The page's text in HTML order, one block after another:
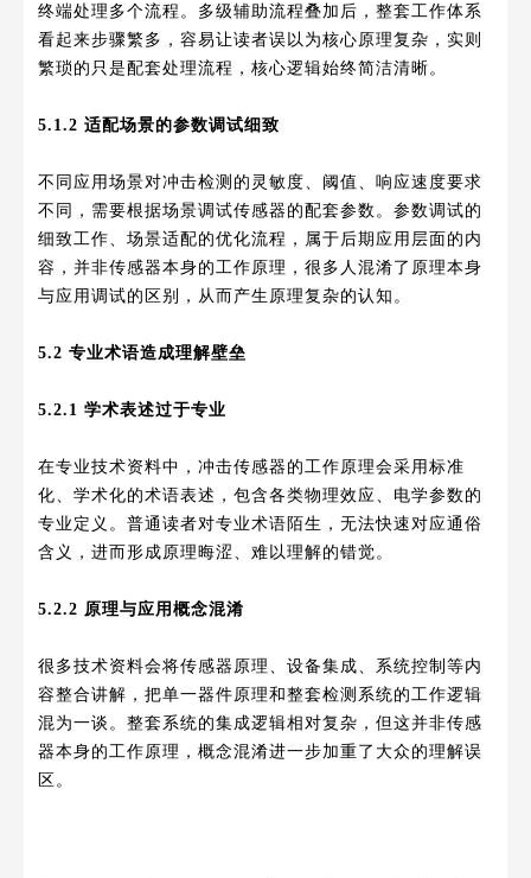
终端处理多个流程。多级辅助流程叠加后，整套工作体系
看起来步骤繁多，容易让读者误以为核心原理复杂，实则
繁琐的只是配套处理流程，核心逻辑始终简洁清晰。
5.1.2 适配场景的参数调试细致
不同应用场景对冲击检测的灵敏度、阈值、响应速度要求
不同，需要根据场景调试传感器的配套参数。参数调试的
细致工作、场景适配的优化流程，属于后期应用层面的内
容，并非传感器本身的工作原理，很多人混淆了原理本身
与应用调试的区别，从而产生原理复杂的认知。
5.2 专业术语造成理解壁垒
5.2.1 学术表述过于专业
在专业技术资料中，冲击传感器的工作原理会采用标准
化、学术化的术语表述，包含各类物理效应、电学参数的
专业定义。普通读者对专业术语陌生，无法快速对应通俗
含义，进而形成原理晦涩、难以理解的错觉。
5.2.2 原理与应用概念混淆
很多技术资料会将传感器原理、设备集成、系统控制等内
容整合讲解，把单一器件原理和整套检测系统的工作逻辑
混为一谈。整套系统的集成逻辑相对复杂，但这并非传感
器本身的工作原理，概念混淆进一步加重了大众的理解误
区。